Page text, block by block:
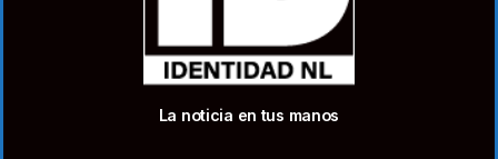
La noticia en tus manos